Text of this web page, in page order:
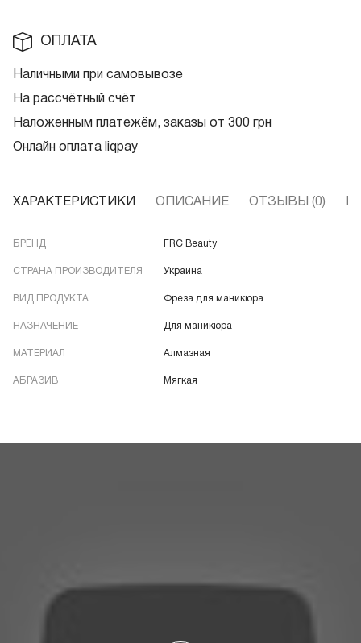
ОПЛАТА
Наличными при самовывозе
На рассчётный счёт
Наложенным платежём, заказы от 300 грн
Онлайн оплата liqpay
ХАРАКТЕРИСТИКИ ОПИСАНИЕ ОТЗЫВЫ (0)
БРЕНД FRC Beauty
СТРАНА ПРОИЗВОДИТЕЛЯ Украина
ВИД ПРОДУКТА Фреза для маникюра
НАЗНАЧЕНИЕ Для маникюра
МАТЕРИАЛ Алмазная
АБРАЗИВ Мягкая